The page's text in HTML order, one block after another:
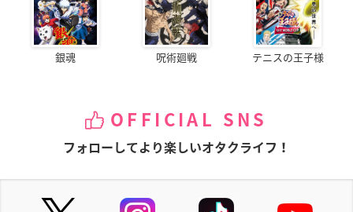
銀魂 呪術廻戦 テニスの王子様
OFFICIAL SNS
フォローしてより楽しいオタクライフ！